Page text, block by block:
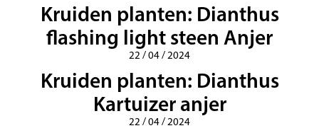
Kruiden planten: Dianthus
flashing light steen Anjer
22 / 04 / 2024
Kruiden planten: Dianthus
Kartuizer anjer
22 / 04 / 2024